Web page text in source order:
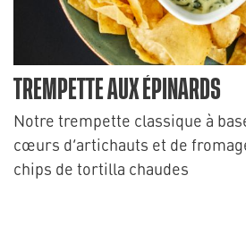
TREMPETTE AUX ÉPINARDS
Notre trempette classique à
cœurs d’artichauts et de
chips de tortilla chaudes